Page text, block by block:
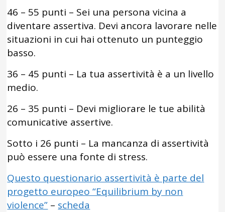
46 – 55 punti – Sei una persona vicina a
diventare assertiva. Devi ancora lavorare nelle
situazioni in cui hai ottenuto un punteggio
basso.
36 – 45 punti – La tua assertività è a un livello
medio.
26 – 35 punti – Devi migliorare le tue abilità
comunicative assertive.
Sotto i 26 punti – La mancanza di assertività
può essere una fonte di stress.
Questo questionario assertività è parte del
progetto europeo “Equilibrium by non
violence” – scheda